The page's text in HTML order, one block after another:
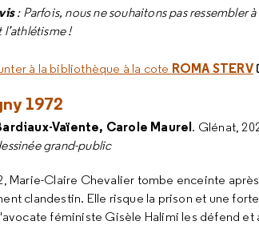
: Parfois, nous ne souhaitons pas ressembler
l’athlétisme !
à la bibliothèque à la cote ROMA STERV
1972
Vaïente, Carole Maurel. Glénat,
grand-public
Marie-Claire Chevalier tombe enceinte
clandestin. Elle risque la prison et une
féministe Gisèle Halimi les défend